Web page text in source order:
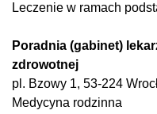
Leczenie w ramach
Poradnia (gabinet)
zdrowotnej
pl. Bzowy 1, 53-224
Medycyna rodzinna